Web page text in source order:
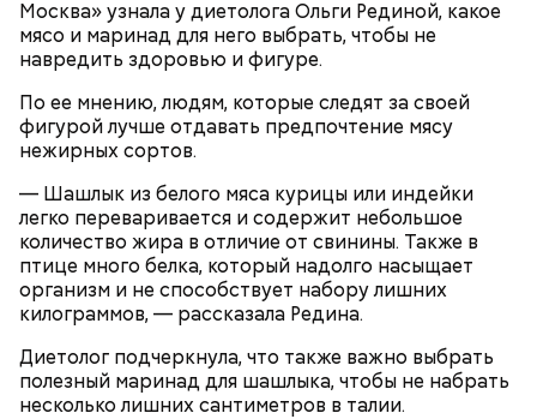
Москва» узнала у диетолога Ольги Рединой, какое
мясо и маринад для него выбрать, чтобы не
навредить здоровью и фигуре.
По ее мнению, людям, которые следят за своей
фигурой лучше отдавать предпочтение мясу
нежирных сортов.
— Шашлык из белого мяса курицы или индейки
легко переваривается и содержит небольшое
количество жира в отличие от свинины. Также в
птице много белка, который надолго насыщает
организм и не способствует набору лишних
килограммов, — рассказала Редина.
Диетолог подчеркнула, что также важно выбрать
полезный маринад для шашлыка, чтобы не набрать
несколько лишних сантиметров в талии.
— В дыне содержится много сахара, который
представлен фруктозой. С одной стороны — это
хорошо, потому что дает энергию. Но важно
помнить, что сладкими дынями не нужно сильно
увлекаться, так же как и арбузами, людям с
сахарным диабетом и лишним весом, —
подчеркнула доктор.